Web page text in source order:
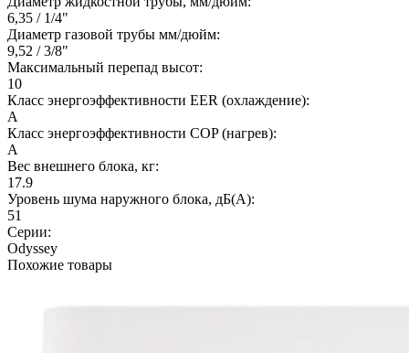
6,35 / 1/4"
Диаметр газовой трубы мм/дюйм:
9,52 / 3/8"
Максимальный перепад высот:
10
Класс энергоэффективности EER (охлаждение):
A
Класс энергоэффективности COP (нагрев):
A
Вес внешнего блока, кг:
17.9
Уровень шума наружного блока, дБ(А):
51
Серии:
Odyssey
Похожие товары